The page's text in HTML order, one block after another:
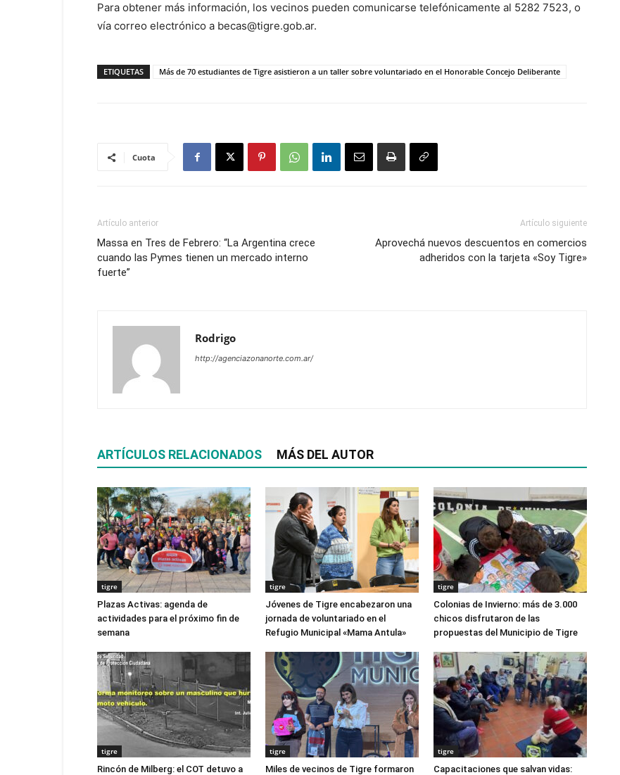
Para obtener más información, los vecinos pueden comunicarse telefónicamente al 5282 7523, o
vía correo electrónico a becas@tigre.gob.ar.
ETIQUETAS Más de 70 estudiantes de Tigre asistieron a un taller sobre voluntariado en el Honorable Concejo Deliberante
Cuota
Artículo anterior
Massa en Tres de Febrero: “La Argentina crece
cuando las Pymes tienen un mercado interno
fuerte”
Artículo siguiente
Aprovechá nuevos descuentos en comercios
adheridos con la tarjeta «Soy Tigre»
Rodrigo
http://agenciazonanorte.com.ar/
ARTÍCULOS RELACIONADOS MÁS DEL AUTOR
tigre
Plazas Activas: agenda de
actividades para el próximo fin de
semana
tigre
Jóvenes de Tigre encabezaron una
jornada de voluntariado en el
Refugio Municipal «Mama Antula»
tigre
Colonias de Invierno: más de 3.000
chicos disfrutaron de las
propuestas del Municipio de Tigre
tigre
Rincón de Milberg: el COT detuvo a
tigre
Miles de vecinos de Tigre formaron
tigre
Capacitaciones que salvan vidas: